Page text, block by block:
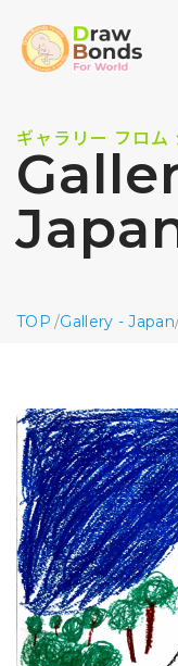
ギャラリー フロム
TOP /Gallery - Japan